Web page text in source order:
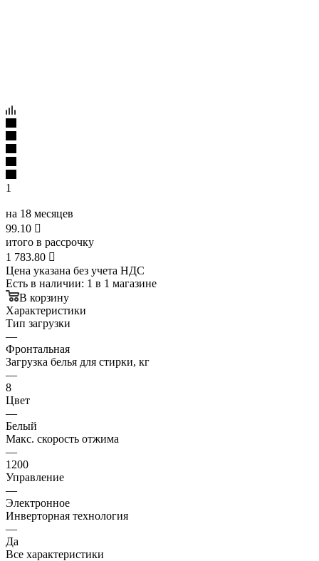
1
на 18 месяцев
99.10 
итого в рассрочку
1 783.80 
Цена указана без учета НДС
Есть в наличии: 1 в 1 магазине
В корзину
Характеристики
Тип загрузки
—
Фронтальная
Загрузка белья для стирки, кг
—
8
Цвет
—
Белый
Макс. скорость отжима
—
1200
Управление
—
Электронное
Инверторная технология
—
Да
Все характеристики